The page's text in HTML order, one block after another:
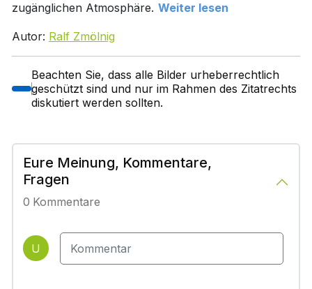
zugänglichen Atmosphäre. Weiter lesen
Autor: Ralf Zmölnig
Beachten Sie, dass alle Bilder urheberrechtlich
geschützt sind und nur im Rahmen des Zitatrechts
diskutiert werden sollten.
Eure Meinung, Kommentare,
Fragen
0 Kommentare
U